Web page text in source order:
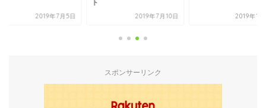
2019年7月5日
ト
2019年7月10日 2019年11
スポンサーリンク